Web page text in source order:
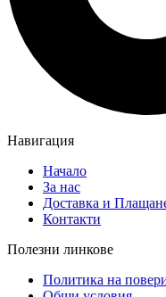
Навигация
Начало
За нас
Доставка и
Контакти
Полезни линкове
Политика на